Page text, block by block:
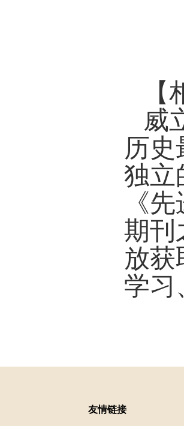
【
威
历
独立
《
期刊
放获
学习
友情链接